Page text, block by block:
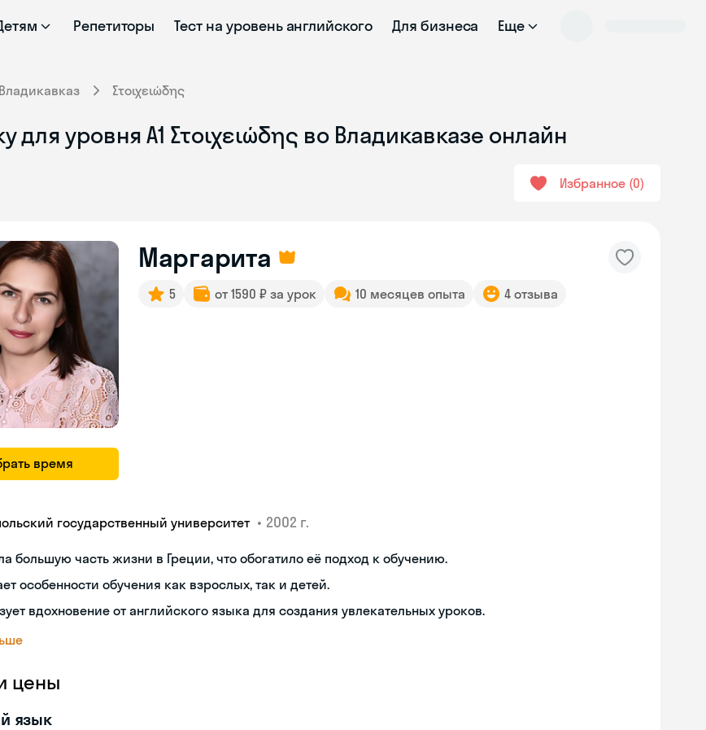
Репетиторы Тест на уровень английского Для бизнеса Еще
Владикавказ Στοιχειώδης
для уровня Α1 Στοιχειώδης во Владикавказе онлайн
Избранное 0
время
Маргарита
5 от 1590 ₽ за урок 10 месяцев опыта 4 отзыва
государственный университет • 2002 г.
большую часть жизни в Греции, что обогатило её подход к обучению.
особенности обучения как взрослых, так и детей.
вдохновение от английского языка для создания увлекательных уроков.
цены
язык